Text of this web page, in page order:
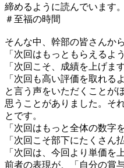
締めるように読んでいます。
＃至福の時間
そんな中、幹部の皆さんか
「次回はもっともらえるよ
「次回こそ、成績を上げます
「次回も高い評価を取れる
と言う声をいただくことが
思うことがありました。そ
とです。
「次回はもっと全体の数字
「次回こそ部下にたくさん
「次回は、今回より単価を
前者の表現が、「自分の賞